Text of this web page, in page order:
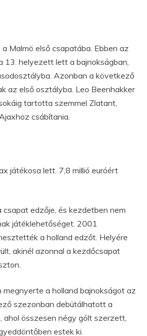
Malmö első csapatába. Ebben az
13. helyezett lett a bajnokságban,
Azonban a következő
az első osztályba. Leo Beenhakker
tartotta szemmel Zlatant,
csábítania.
játékosa lett. 7,8 millió euróért
csapat edzője, és kezdetben nem
játéklehetőséget. 2001
a holland edzőt. Helyére
akinél azonnal a kezdőcsapat
megnyerte a holland bajnokságot az
szezonban debütálhatott a
ahol összesen négy gólt szerzett,
estek ki.